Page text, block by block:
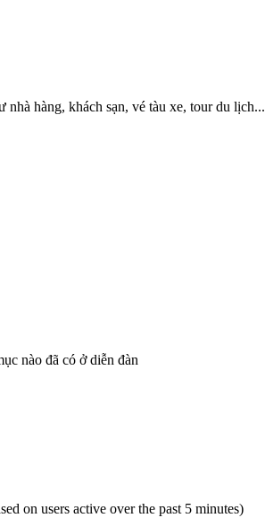
hàng, khách sạn, vé tàu xe, tour du lịch...
nào đã có ở diễn đàn
on users active over the past 5 minutes)